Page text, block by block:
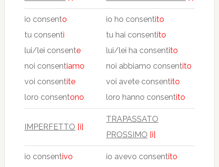
io consento
tu consenti
lui/lei consente
noi consentiamo
voi consentite
loro consentono
io ho consentito
tu hai consentito
lui/lei ha consentito
noi abbiamo consentito
voi avete consentito
loro hanno consentito
IMPERFETTO [i]
TRAPASSATO
PROSSIMO [i]
io consentivo
io avevo consentito